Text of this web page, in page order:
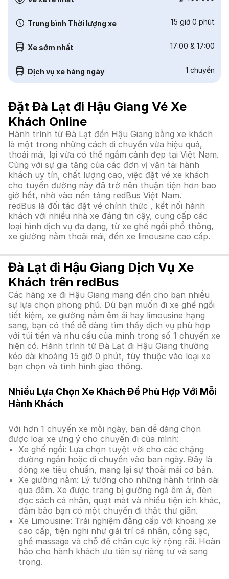
Trung bình Thời lượng xe 15 giờ 0 phút
Xe sớm nhất 17:00 & 17:00
Dịch vụ xe hàng ngày 1 chuyến
Đặt Đà Lạt đi Hậu Giang Vé Xe
Khách Online
Hành trình từ Đà Lạt đến Hậu Giang bằng xe khách
là một trong những cách di chuyển vừa hiệu quả,
thoải mái, lại vừa có thể ngắm cảnh đẹp tại Việt Nam.
Cùng với sự gia tăng của các đơn vị vận tải hành
khách uy tín, chất lượng cao, việc đặt vé xe khách
cho tuyến đường này đã trở nên thuận tiện hơn bao
giờ hết, nhờ vào nền tảng redBus Việt Nam.
redBus là đối tác đặt vé chính thức , kết nối hành
khách với nhiều nhà xe đáng tin cậy, cung cấp các
loại hình dịch vụ đa dạng, từ xe ghế ngồi phổ thông,
xe giường nằm thoải mái, đến xe limousine cao cấp.
Đà Lạt đi Hậu Giang Dịch Vụ Xe
Khách trên redBus
Các hãng xe đi Hậu Giang mang đến cho bạn nhiều
sự lựa chọn phong phú. Dù bạn muốn đi xe ghế ngồi
tiết kiệm, xe giường nằm êm ái hay limousine hạng
sang, bạn có thể dễ dàng tìm thấy dịch vụ phù hợp
với túi tiền và nhu cầu của mình trong số 1 chuyến xe
hiện có. Hành trình từ Đà Lạt đi Hậu Giang thường
kéo dài khoảng 15 giờ 0 phút, tùy thuộc vào loại xe
bạn chọn và tình hình giao thông.
Nhiều Lựa Chọn Xe Khách Để Phù Hợp Với Mỗi
Hành Khách
Với hơn 1 chuyến xe mỗi ngày, bạn dễ dàng chọn
được loại xe ưng ý cho chuyến đi của mình:
Xe ghế ngồi: Lựa chọn tuyệt vời cho các chặng
đường ngắn hoặc di chuyển vào ban ngày. Đây là
dòng xe tiêu chuẩn, mang lại sự thoải mái cơ bản.
Xe giường nằm: Lý tưởng cho những hành trình dài
qua đêm. Xe được trang bị giường ngả êm ái, đèn
đọc sách cá nhân, quạt mát và nhiều tiện ích khác,
đảm bảo bạn có một chuyến đi thật thư giãn.
Xe Limousine: Trải nghiệm đẳng cấp với khoang xe
cao cấp, tiện nghi như giải trí cá nhân, cổng sạc,
ghế massage và chỗ để chân cực kỳ rộng rãi. Hoàn
hảo cho hành khách ưu tiên sự riêng tư và sang
trọng.